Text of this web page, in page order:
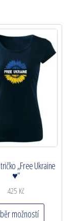
„Free Ukraine
♥“
425 Kč
možností